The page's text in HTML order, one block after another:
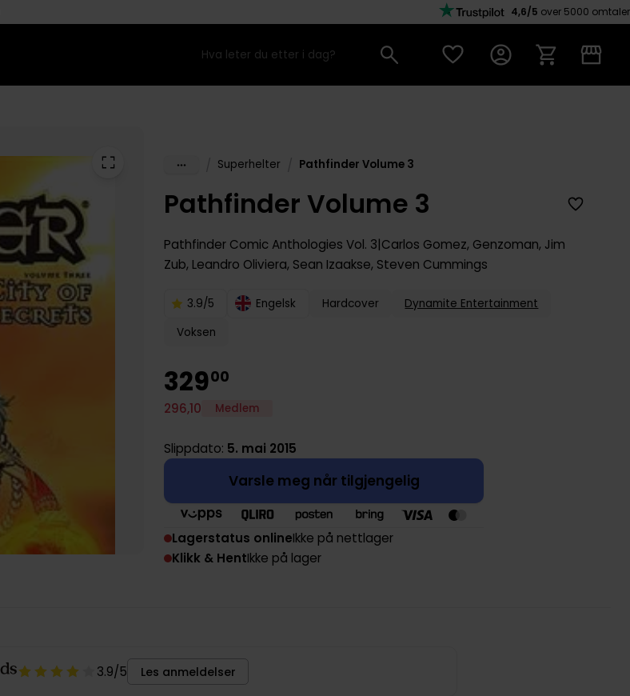
4,6/5 over 5000 omtaler
Superhelter Pathfinder Volume 3
Pathfinder Volume 3
Pathfinder Comic Anthologies Vol. 3 Carlos Gomez, Genzoman, Jim
Zub, Leandro Oliviera, Sean Izaakse, Steven Cummings
3.9/5 Engelsk Hardcover
Dynamite Entertainment
Voksen
32900
296,10 Medlem
Slippdato: 5. mai 2015
Varsle meg når tilgjengelig
Lagerstatus onlineIkke på nettlager
Klikk & HentIkke på lager
3.9/5 Les anmeldelser